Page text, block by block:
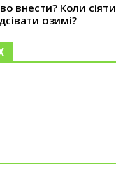
внести? Коли сіяти
озимі?